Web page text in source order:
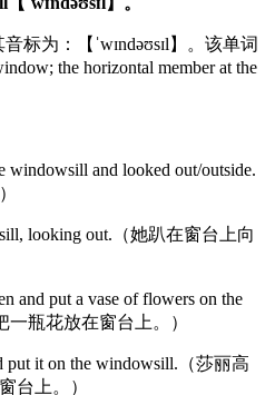
标为：【ˈwɪndəʊsɪl】。该单词
the horizontal member at the
windowsill and looked out/outside.
looking out.（她趴在窗台上向
and put a vase of flowers on the
瓶花放在窗台上。）
put it on the windowsill.（莎丽高
台上。）